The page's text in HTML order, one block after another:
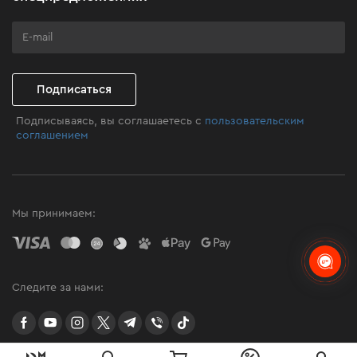
Клуб мастерства
Подписаться
Подписываясь, вы соглашаетесь с пользовательским
соглашением
Мы принимаем:
Следите за нами:
facebookyoutubeinstagramtwittertelegram
Viber TikTok